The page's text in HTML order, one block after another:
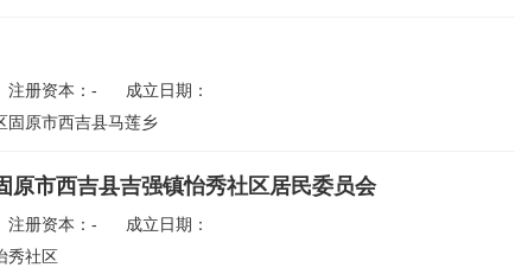
注册资本：-
成立日期：
固原市西吉县马莲乡
原市西吉县吉强镇怡秀社区居民委员会
注册资本：-
成立日期：
秀社区